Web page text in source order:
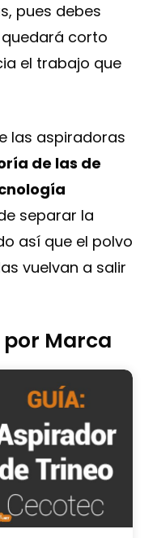
pues debes
corto
el trabajo que
las aspiradoras
de las de
separar la
así que el polvo
vuelvan a salir
Marca